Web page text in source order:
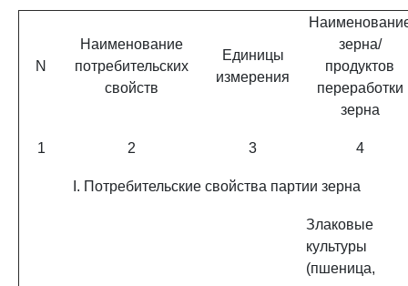
N
Наименование
потребительских
свойств
Единицы
измерения
зерна/
продуктов
переработки
зерна
1 2 3 4
I. Потребительские свойства партии зерна
Злаковые
культуры
(пшеница,